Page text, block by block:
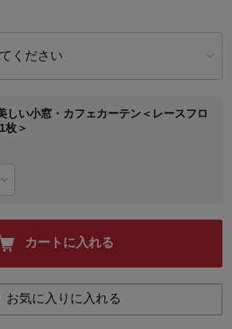
ください
しい小窓・カフェカーテン＜レースフロ
枚＞
カートに入れる
お気に入りに入れる